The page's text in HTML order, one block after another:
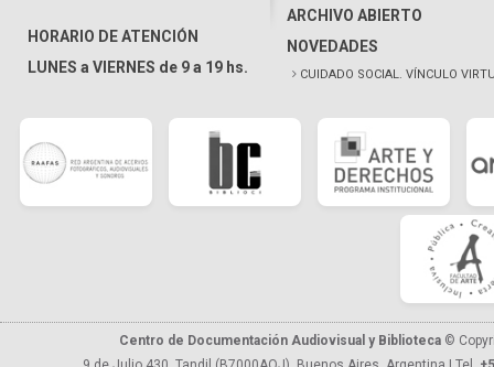
HORARIO DE ATENCIÓN
LUNES a VIERNES de 9 a 19 hs.
ARCHIVO ABIERTO
NOVEDADES
CUIDADO SOCIAL. VÍNCULO
Centro de Documentación Audiovisual y Biblioteca ©